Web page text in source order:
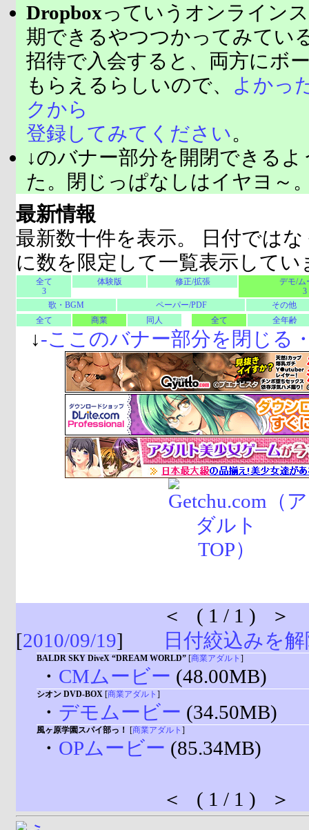
Dropboxっていうオンライン
期できるやつつかってみてい
招待で入会すると、両方にボ
もらえるらしいので、
よかっ
クから
登録してみてください。
↓のバナー部分を開閉できる
た。閉じっぱなしはイヤヨ～
最新情報
最新数十件を表示。 日付では
に数を限定して一覧表示してい
全て
3
体験版 修正/拡張
デモ/ム
3
歌・BGM
ペーパー/PDF
その他
全て
商業 同人 全て 全年齢
↓-ここのバナー部分を閉じる
＜ ( 1 / 1 ) ＞
[2010/09/19] 日付絞込みを
BALDR SKY DiveX “DREAM WORLD” [商業アダルト ]
・ CMムービー (48.00MB)
シオン DVD-BOX [商業アダルト ]
・ デモムービー (34.50MB)
風ヶ原学園スパイ部っ！ [商業アダルト ]
・ OPムービー (85.34MB)
＜ ( 1 / 1 ) ＞